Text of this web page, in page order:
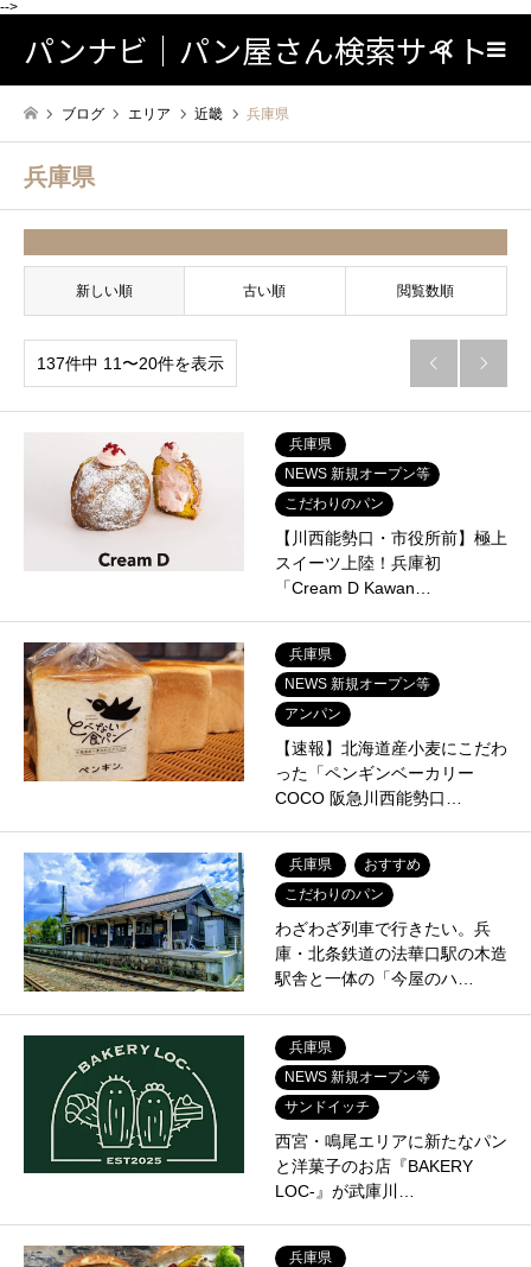
-->
パンナビ｜パン屋さん検索サイト検索
ブログ エリア 近畿 兵庫県
兵庫県
新しい順 古い順 閲覧数順
137件中 11〜20件を表示  
兵庫県
NEWS 新規オープン等
こだわりのパン
【川西能勢口・市役所前】極上
スイーツ上陸！兵庫初
「Cream D Kawan…
兵庫県
NEWS 新規オープン等
アンパン
【速報】北海道産小麦にこだわ
った「ペンギンベーカリー
COCO 阪急川西能勢口…
兵庫県
おすすめ
こだわりのパン
わざわざ列車で行きたい。兵
庫・北条鉄道の法華口駅の木造
駅舎と一体の「今屋のハ…
兵庫県
NEWS 新規オープン等
サンドイッチ
西宮・鳴尾エリアに新たなパン
と洋菓子のお店『BAKERY
LOC-』が武庫川…
兵庫県